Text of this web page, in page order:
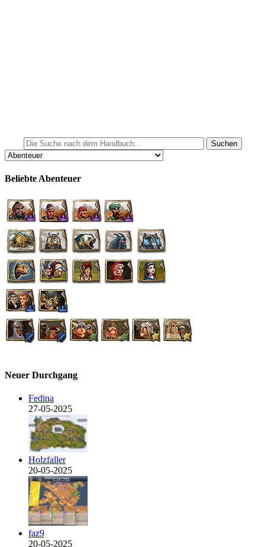
Beliebte Abenteuer
Neuer Durchgang
Fedina
27-05-2025
Holzfaller
20-05-2025
faz9
20-05-2025